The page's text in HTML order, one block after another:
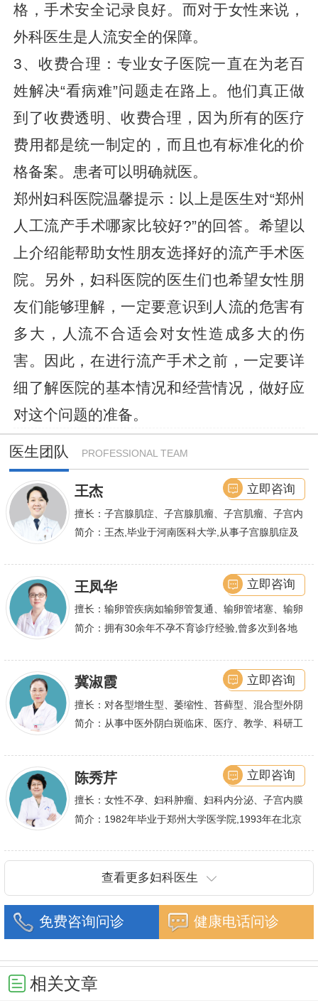
格，手术安全记录良好。而对于女性来说，
外科医生是人流安全的保障。
3、收费合理：专业女子医院一直在为老百
姓解决“看病难”问题走在路上。他们真正做
到了收费透明、收费合理，因为所有的医疗
费用都是统一制定的，而且也有标准化的价
格备案。患者可以明确就医。
郑州妇科医院温馨提示：以上是医生对“郑州
人工流产手术哪家比较好?”的回答。希望以
上介绍能帮助女性朋友选择好的流产手术医
院。另外，妇科医院的医生们也希望女性朋
友们能够理解，一定要意识到人流的危害有
多大，人流不合适会对女性造成多大的伤
害。因此，在进行流产手术之前，一定要详
细了解医院的基本情况和经营情况，做好应
对这个问题的准备。
医生团队 PROFESSIONAL TEAM
王杰
擅长：子宫腺肌症、子宫腺肌瘤、子宫肌瘤、子宫内
膜异位症等,长年致力于妇科微创手术及显微妇科手
卵管堵塞、输卵管复通、输卵管粘连等女性输卵管性
不孕及子宫性不孕、多囊卵巢等都有丰富诊疗经验
简介：王杰,毕业于河南医科大学,从事子宫腺肌症及
立即咨询
王凤华
擅长：输卵管疾病如输卵管复通、输卵管堵塞、输卵
管积水、输卵管粘连；盆腔粘连、宫腔粘连、多囊卵
简介：拥有30余年不孕不育诊疗经验,曾多次到各地
立即咨询
冀淑霞
擅长：对各型增生型、萎缩性、苔藓型、混合型外阴
白斑的诊治
简介：从事中医外阴白斑临床、医疗、教学、科研工
立即咨询
陈秀芹
擅长：女性不孕、妇科肿瘤、妇科内分泌、子宫内膜
异位症、多囊卵巢等疾病的诊治,宫腹腔镜手术,盆底
简介：1982年毕业于郑州大学医学院,1993年在北京
立即咨询
查看更多妇科医生
免费咨询问诊 健康电话问诊
相关文章